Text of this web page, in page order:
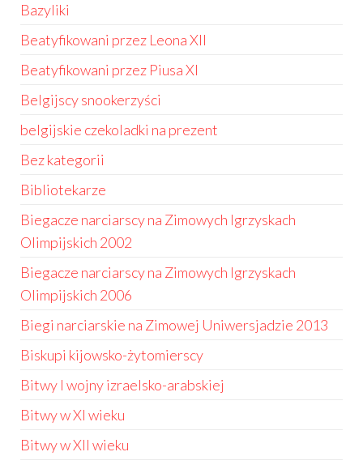
Bazyliki
Beatyfikowani przez Leona XII
Beatyfikowani przez Piusa XI
Belgijscy snookerzyści
belgijskie czekoladki na prezent
Bez kategorii
Bibliotekarze
Biegacze narciarscy na Zimowych Igrzyskach
Olimpijskich 2002
Biegacze narciarscy na Zimowych Igrzyskach
Olimpijskich 2006
Biegi narciarskie na Zimowej Uniwersjadzie 2013
Biskupi kijowsko-żytomierscy
Bitwy I wojny izraelsko-arabskiej
Bitwy w XI wieku
Bitwy w XII wieku